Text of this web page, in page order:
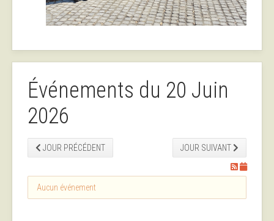
Événements du 20 Juin
2026
JOUR PRÉCÉDENT JOUR SUIVANT
Aucun événement